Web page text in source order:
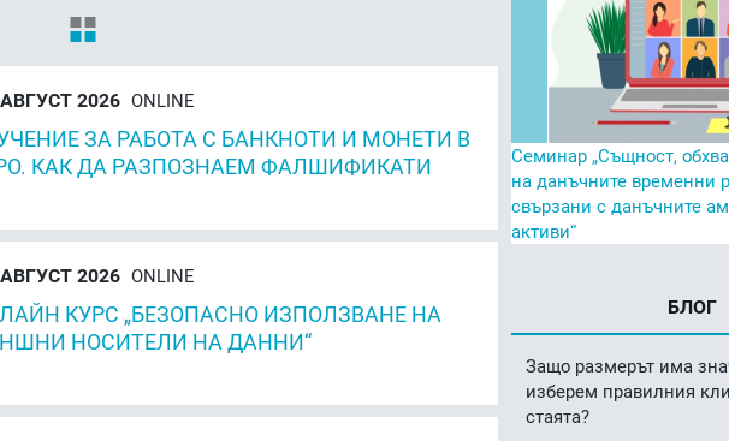
2026 ONLINE
ЗА РАБОТА С БАНКНОТИ И МОНЕТИ В
КАК ДА РАЗПОЗНАЕМ ФАЛШИФИКАТИ
2026 ONLINE
КУРС „БЕЗОПАСНО ИЗПОЛЗВАНЕ НА
НОСИТЕЛИ НА ДАННИ“
Семинар „Същност,
на данъчните временни
свързани с данъчните
активи“
БЛОГ
Защо размерът има
изберем правилния
стаята?